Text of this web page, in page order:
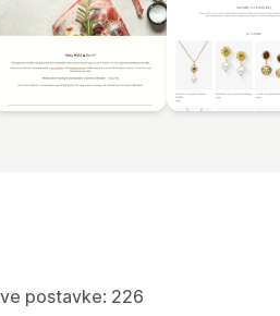
postavke: 226